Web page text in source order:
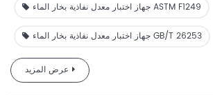
جهاز اختبار معدل نفاذية بخار الماء ASTM F1249
جهاز اختبار معدل نفاذية بخار الماء GB/T 26253
عرض المزيد